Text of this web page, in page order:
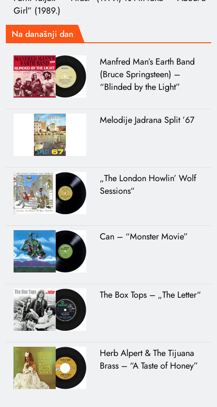
Girl” (1989.)
Na današnji dan
Manfred Man’s Earth Band
(Bruce Springsteen) –
“Blinded by the Light”
Melodije Jadrana Split ’67
„The London Howlin’ Wolf
Sessions“
Can – “Monster Movie”
The Box Tops – „The Letter“
Herb Alpert & The Tijuana
Brass – “A Taste of Honey”